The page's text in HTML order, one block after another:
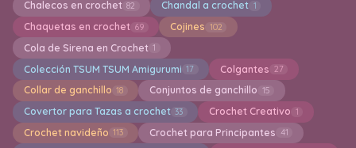
Chalecos en crochet 82 Chandal a crochet 1
Chaquetas en crochet 69 Cojines 102
Cola de Sirena en Crochet 1
Colección TSUM TSUM Amigurumi 17 Colgantes 27
Collar de ganchillo 18 Conjuntos de ganchillo 15
Covertor para Tazas a crochet 33 Crochet Creativo 1
Crochet navideño 113 Crochet para Principantes 41